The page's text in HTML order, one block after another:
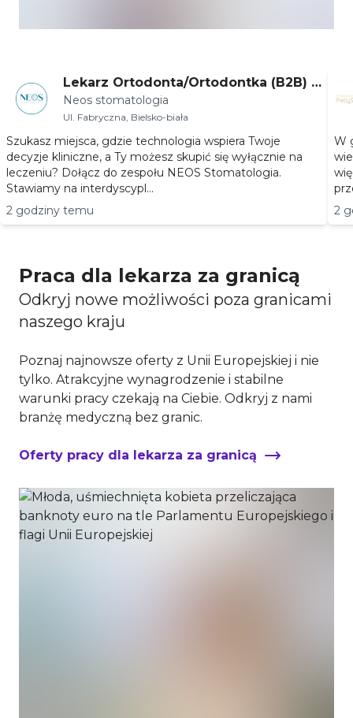
Lekarz Ortodonta/Ortodontka (B2B) –
Bielsko-Biała
Neos stomatologia
Ul. Fabryczna, Bielsko-biała
Szukasz miejsca, gdzie technologia wspiera Twoje
decyzje kliniczne, a Ty możesz skupić się wyłącznie na
leczeniu? Dołącz do zespołu NEOS Stomatologia.
Stawiamy na interdyscypl...
2 godziny temu
W
2
Praca dla lekarza za granicą
Odkryj nowe możliwości poza granicami
naszego kraju
Poznaj najnowsze oferty z Unii Europejskiej i nie
tylko. Atrakcyjne wynagrodzenie i stabilne
warunki pracy czekają na Ciebie. Odkryj z nami
branżę medyczną bez granic.
Oferty pracy dla lekarza za granicą